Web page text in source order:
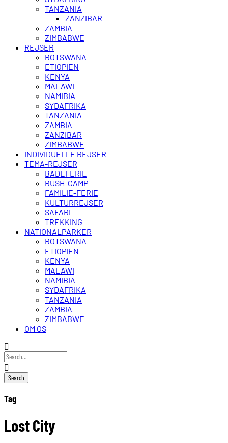
TANZANIA
ZANZIBAR
ZAMBIA
ZIMBABWE
REJSER
BOTSWANA
ETIOPIEN
KENYA
MALAWI
NAMIBIA
SYDAFRIKA
TANZANIA
ZAMBIA
ZANZIBAR
ZIMBABWE
INDIVIDUELLE REJSER
TEMA-REJSER
BADEFERIE
BUSH-CAMP
FAMILIE-FERIE
KULTURREJSER
SAFARI
TREKKING
NATIONALPARKER
BOTSWANA
ETIOPIEN
KENYA
MALAWI
NAMIBIA
SYDAFRIKA
TANZANIA
ZAMBIA
ZIMBABWE
OM OS
Tag
Lost City